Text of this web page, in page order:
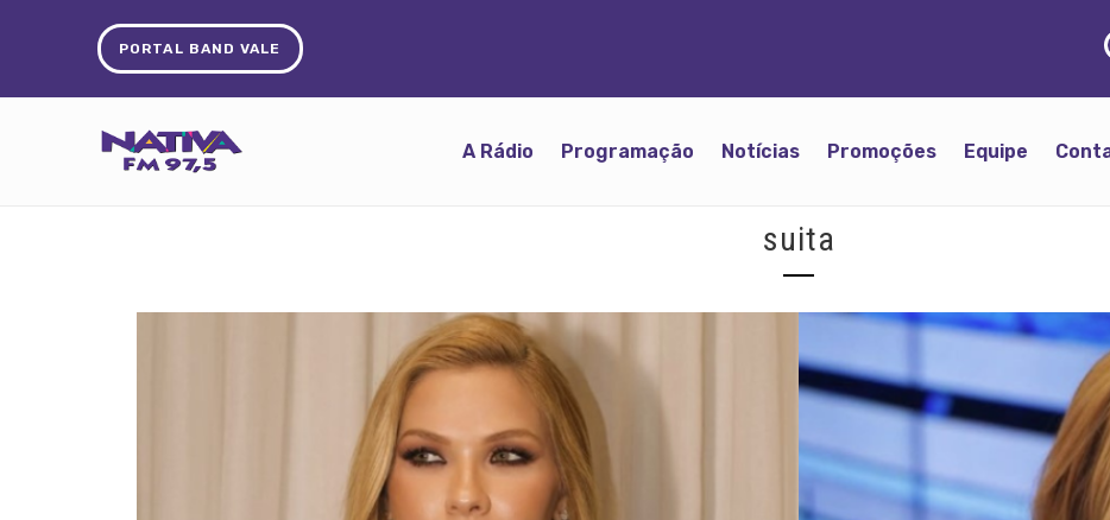
PORTAL BAND VALE
A Rádio Programação Notícias Promoções Equipe
suita